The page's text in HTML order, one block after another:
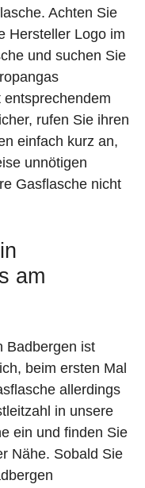
Achten Sie
Hersteller Logo im
und suchen Sie
rufen Sie ihren
einfach kurz an,
unnötigen
Gasflasche nicht
am
Badbergen ist
beim ersten Mal
allerdings
in unsere
ein und finden Sie
Nähe. Sobald Sie